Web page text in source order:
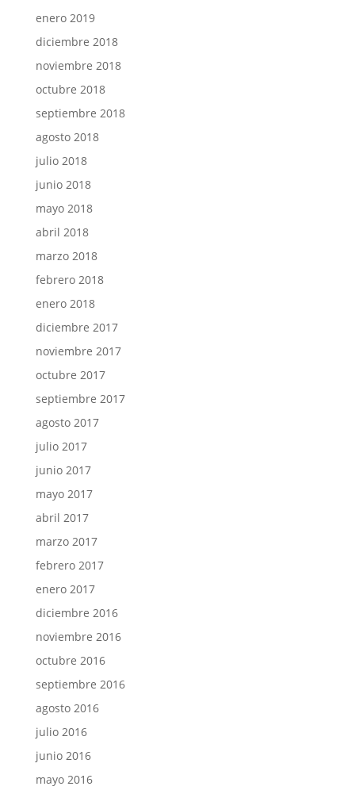
enero 2019
diciembre 2018
noviembre 2018
octubre 2018
septiembre 2018
agosto 2018
julio 2018
junio 2018
mayo 2018
abril 2018
marzo 2018
febrero 2018
enero 2018
diciembre 2017
noviembre 2017
octubre 2017
septiembre 2017
agosto 2017
julio 2017
junio 2017
mayo 2017
abril 2017
marzo 2017
febrero 2017
enero 2017
diciembre 2016
noviembre 2016
octubre 2016
septiembre 2016
agosto 2016
julio 2016
junio 2016
mayo 2016